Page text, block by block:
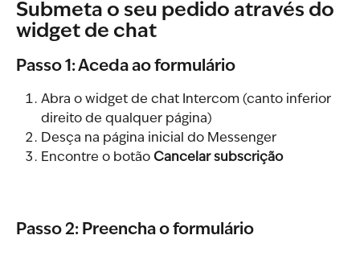
Submeta o seu pedido através do
widget de chat
Passo 1: Aceda ao formulário
Abra o widget de chat Intercom (canto inferior
direito de qualquer página)
Desça na página inicial do Messenger
Encontre o botão Cancelar subscrição
Passo 2: Preencha o formulário